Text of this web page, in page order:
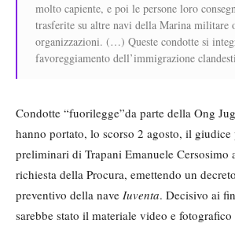
molto capiente, e poi le persone loro
trasferite su altre navi della Marina militare
organizzazioni. (…) Queste condotte si
favoreggiamento dell’immigrazione
Condotte “fuorilegge”da parte della Ong
hanno portato, lo scorso 2 agosto, il
preliminari di Trapani Emanuele Cersosimo
richiesta della Procura, emettendo un
preventivo della nave Iuventa. Decisivo ai
sarebbe stato il materiale video e